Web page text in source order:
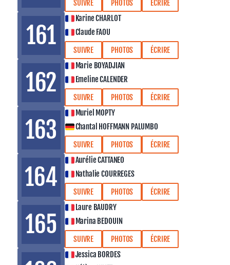
SUIVRE PHOTOS ÉCRIRE
161
Karine CHARLOT
Claude FAOU
SUIVRE
PHOTOS ÉCRIRE
162
Marie BOYADJIAN
Emeline CALENDER
SUIVRE
PHOTOS ÉCRIRE
163
Muriel MOPTY
Chantal HOFFMANN PALUMBO
SUIVRE
PHOTOS ÉCRIRE
164
Aurélie CATTANEO
Nathalie COURREGES
SUIVRE
PHOTOS ÉCRIRE
165
Laure BAUDRY
Marina BEDOUIN
SUIVRE
PHOTOS ÉCRIRE
Jessica BORDES